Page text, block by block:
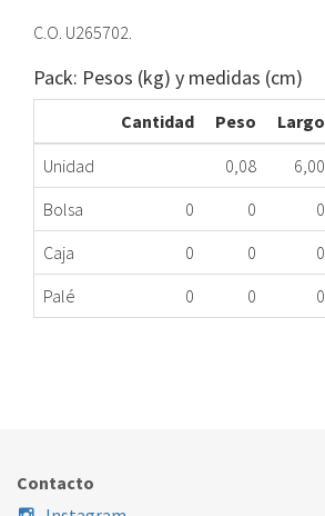
C.O. U265702.
Pack: Pesos (kg) y medidas (cm)
Cantidad Peso Largo
Unidad
0,08 6,00
Bolsa
0 0 0
Caja
0 0 0
Palé
0 0 0
Contacto